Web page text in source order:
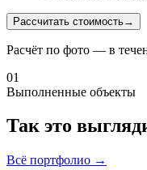
Рассчитать стоимость→
Расчёт по фото — в
01
Выполненные объекты
Так это
Всё портфолио →